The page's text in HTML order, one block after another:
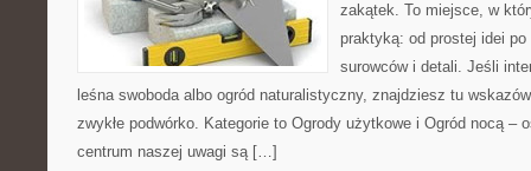
zakątek. To miejsce, w
praktyką: od prostej idei
surowców i detali. Jeśli
leśna swoboda albo ogród naturalistyczny, znajdziesz tu
zwykłe podwórko. Kategorie to Ogrody użytkowe i Ogród nocą –
centrum naszej uwagi są […]